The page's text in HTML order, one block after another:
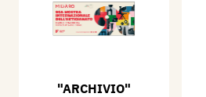
"ARCHIVIO"